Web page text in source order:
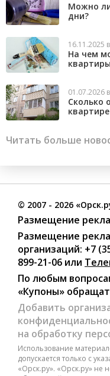
Можно
дни?
16.11.2025
На чем
квартиры
01.07.2026
Сколько
квартире
Читать больше
© 2007 - 2026
Размещение
Размещение
организаций: +7
899-21-06 или
По любым
«Купоны»
Добавить
на обработку
Использование
допускается только с
«Орск.ру». «Орск.ру» не